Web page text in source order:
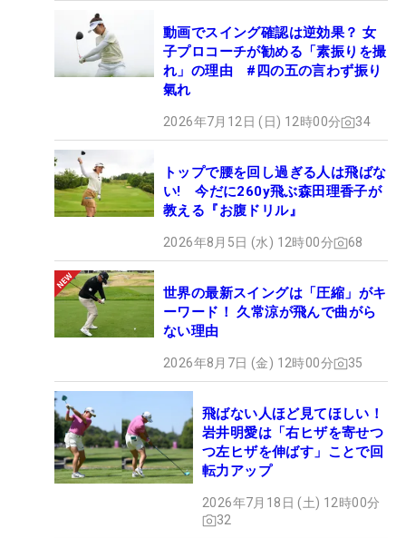
動画でスイング確認は逆効果？ 女
子プロコーチが勧める「素振りを撮
れ」の理由 #四の五の言わず振り
氣れ
2026年7月12日 (日) 12時00分 34
トップで腰を回し過ぎる人は飛ばな
い! 今だに260y飛ぶ森田理香子が
教える『お腹ドリル』
2026年8月5日 (水) 12時00分 68
世界の最新スイングは「圧縮」がキ
ーワード！ 久常涼が飛んで曲がら
ない理由
2026年8月7日 (金) 12時00分 35
飛ばない人ほど見てほしい！
岩井明愛は「右ヒザを寄せつ
つ左ヒザを伸ばす」ことで回
転力アップ
2026年7月18日 (土) 12時00分
32